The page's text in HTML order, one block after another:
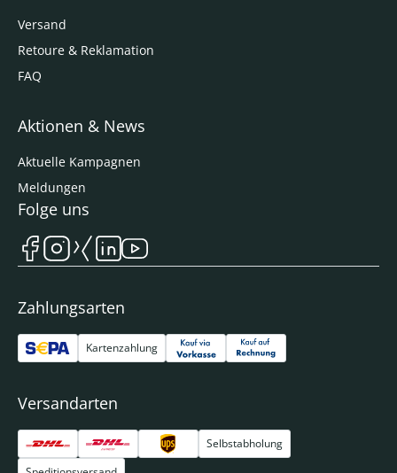
Versand
Retoure & Reklamation
FAQ
Aktionen & News
Aktuelle Kampagnen
Meldungen
Zahlungsarten
Kartenzahlung
Versandarten
Selbstabholung
Folge uns